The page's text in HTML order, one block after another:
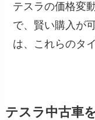
テスラの価格変
で、賢い購入が
は、これらのタ
テスラ中古車